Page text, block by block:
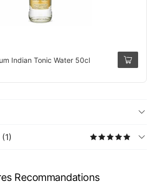
Indian Tonic Water 50cl
COMMENTAIRES (1)
Recommandations